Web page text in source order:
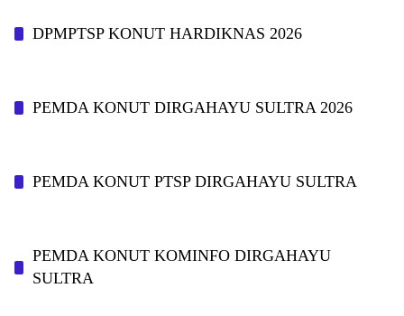
DPMPTSP KONUT HARDIKNAS 2026
PEMDA KONUT DIRGAHAYU SULTRA 2026
PEMDA KONUT PTSP DIRGAHAYU SULTRA
PEMDA KONUT KOMINFO DIRGAHAYU
SULTRA